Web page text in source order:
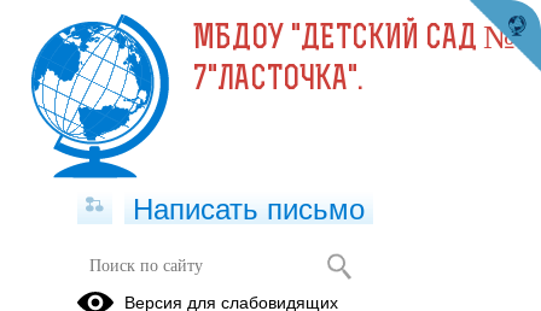
Группы детского сада
МБДОУ "ДЕТСКИЙ САД №
7"ЛАСТОЧКА".
Написать письмо
Версия для слабовидящих